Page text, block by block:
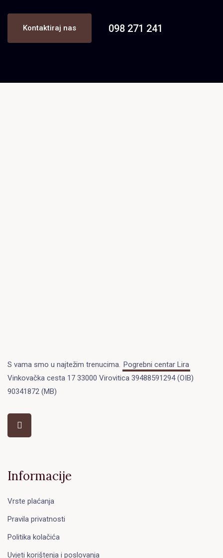
Kontaktiraj nas 098 271 241
S vama smo u najtežim trenucima. Pogrebni centar Lira
Vinkovačka cesta 17 33000 Virovitica 39488591294 (OIB)
90341872 (MB)
Informacije
Vrste plaćanja
Pravila privatnosti
Politika kolačića
Uvjeti korištenja i poslovanja